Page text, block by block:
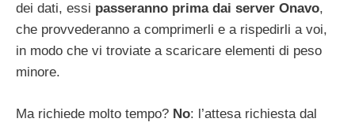
dei dati, essi passeranno prima dai server Onavo,
che provvederanno a comprimerli e a rispedirli a voi,
in modo che vi troviate a scaricare elementi di peso
minore.
Ma richiede molto tempo? No: l’attesa richiesta dal